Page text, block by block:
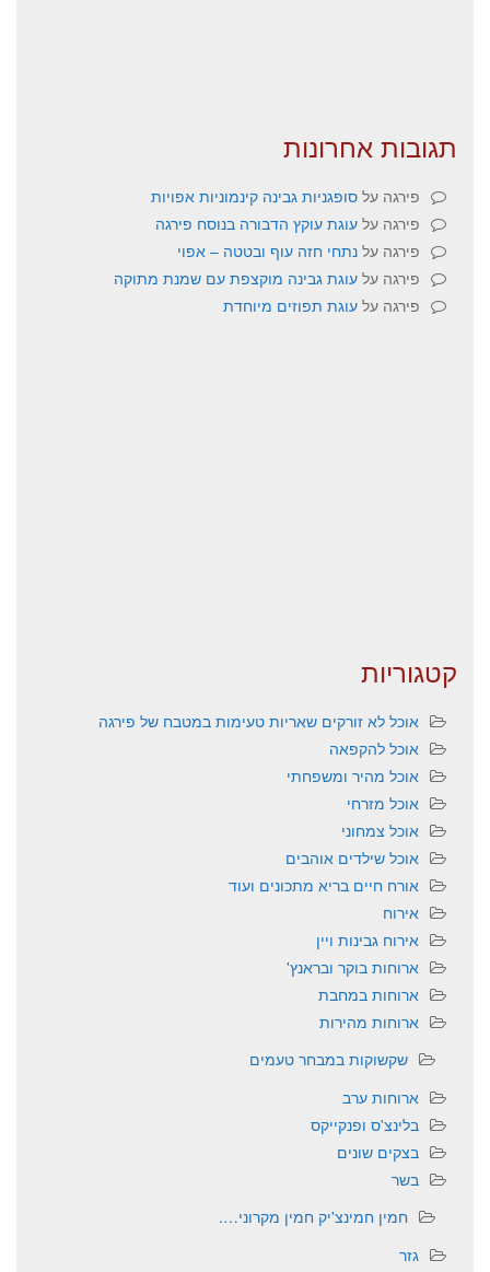
תגובות אחרונות
פירגה על סופגניות גבינה קינמוניות אפויות
פירגה על עוגת עוקץ הדבורה בנוסח פירגה
פירגה על נתחי חזה עוף ובטטה – אפוי
פירגה על עוגת גבינה מוקצפת עם שמנת מתוקה
פירגה על עוגת תפוזים מיוחדת
קטגוריות
אוכל לא זורקים שאריות טעימות במטבח של פירגה
אוכל להקפאה
אוכל מהיר ומשפחתי
אוכל מזרחי
אוכל צמחוני
אוכל שילדים אוהבים
אורח חיים בריא מתכונים ועוד
אירוח
אירוח גבינות ויין
ארוחות בוקר ובראנץ'
ארוחות במחבת
ארוחות מהירות
שקשוקות במבחר טעמים
ארוחות ערב
בלינצ'ס ופנקייקס
בצקים שונים
בשר
חמין חמינצ'יק חמין מקרוני….
גזר